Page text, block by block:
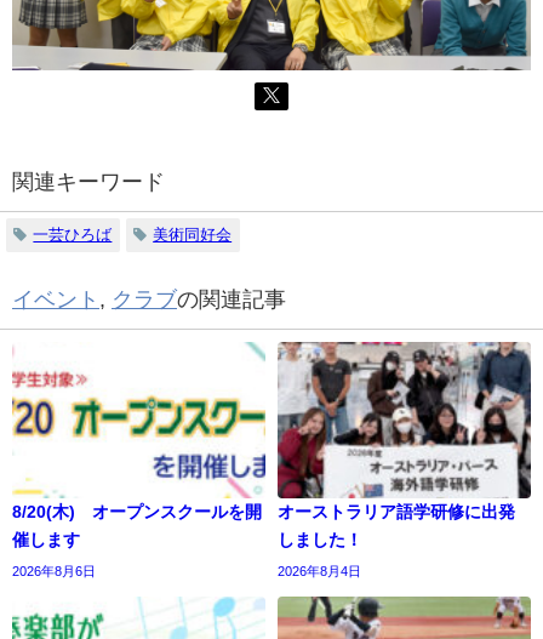
関連キーワード
一芸ひろば 美術同好会
イベント , クラブの関連記事
8/20(木) オープンスクールを開
催します
2026年8月6日
オーストラリア語学研修に出発
しました！
2026年8月4日